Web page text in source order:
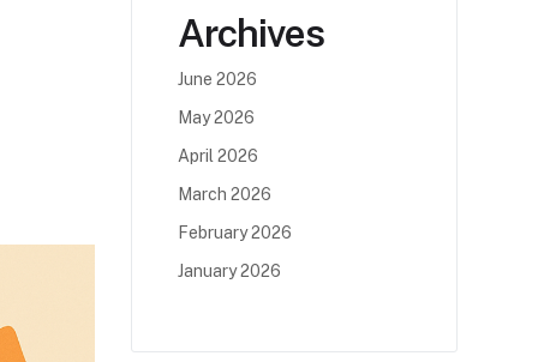
Archives
June 2026
May 2026
April 2026
March 2026
February 2026
January 2026